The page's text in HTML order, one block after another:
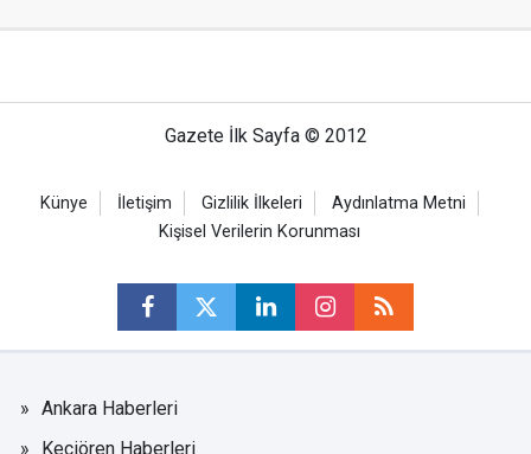
Gazete İlk Sayfa © 2012
Künye İletişim Gizlilik İlkeleri
Aydınlatma Metni
Kişisel Verilerin Korunması
Ankara Haberleri
Keçiören Haberleri